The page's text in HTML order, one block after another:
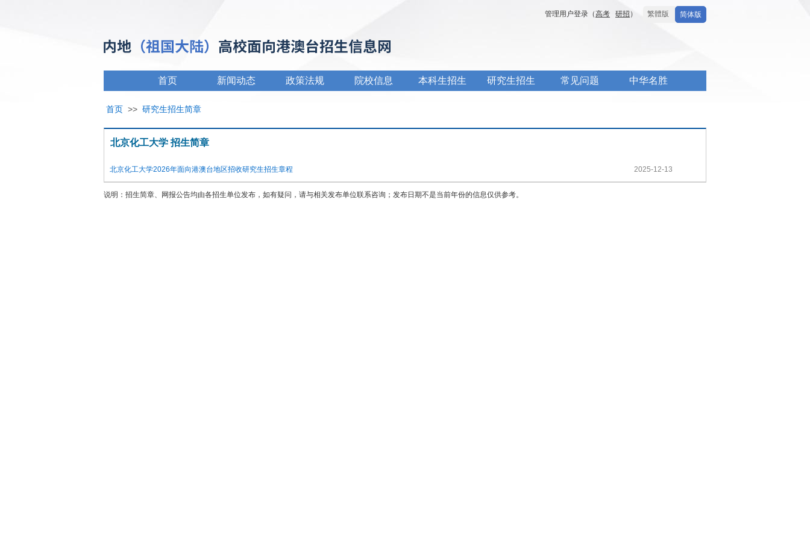
简体版
繁體版
管理用户登录（高考 研招 ）
首页 新闻动态 政策法规 院校信息 本科生招生 研究生招生 常见问题 中华名胜
首页 >> 研究生招生简章
北京化工大学 招生简章
北京化工大学2026年面向港澳台地区招收研究生招生章程 2025-12-13
说明：招生简章、网报公告均由各招生单位发布，如有疑问，请与相关发布单位联系咨询；发布日期不是当前年份的信息仅供参考。